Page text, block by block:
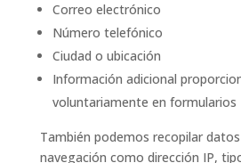
Correo electrónico
Número telefónico
Ciudad o ubicación
Información adicional
voluntariamente en formularios
También podemos recopilar
navegación como dirección IP,